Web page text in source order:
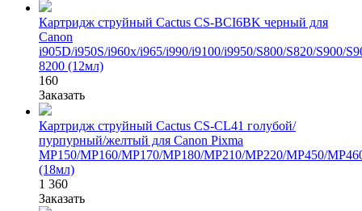
Картридж струйный Cactus CS-BCI6BK черный для
Canon
i905D/i950S/i960x/i965/i990/i9100/i9950/S800/S820/S900/
8200 (12мл)
160
Заказать
Картридж струйный Cactus CS-CL41 голубой/
пурпурный/желтый для Canon Pixma
MP150/MP160/MP170/MP180/MP210/MP220/MP450/
(18мл)
1 360
Заказать